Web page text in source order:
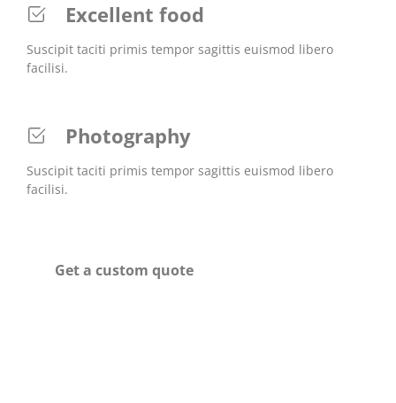
Excellent food
Suscipit taciti primis tempor sagittis euismod libero
facilisi.
Photography
Suscipit taciti primis tempor sagittis euismod libero
facilisi.
Get a custom quote